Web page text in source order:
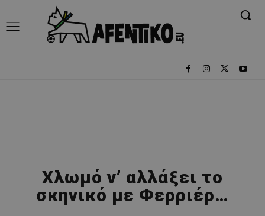
Χλωμό ν’ αλλάξει το
σκηνικό με Φερριέρ…